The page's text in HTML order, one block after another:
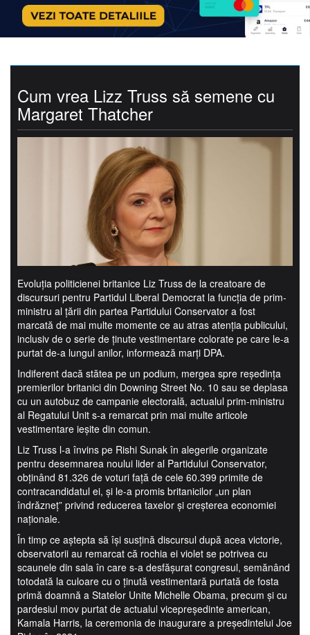
Cum vrea Lizz Truss să semene cu
Margaret Thatcher
Evoluţia politicienei britanice Liz Truss de la creatoare de
discursuri pentru Partidul Liberal Democrat la funcţia de prim-
ministru al ţării din partea Partidului Conservator a fost
marcată de mai multe momente ce au atras atenţia publicului,
inclusiv de o serie de ţinute vestimentare colorate pe care le-a
purtat de-a lungul anilor, informează marţi DPA.
Indiferent dacă stătea pe un podium, mergea spre reşedinţa
premierilor britanici din Downing Street No. 10 sau se deplasa
cu un autobuz de campanie electorală, actualul prim-ministru
al Regatului Unit s-a remarcat prin mai multe articole
vestimentare ieşite din comun.
Liz Truss l-a învins pe Rishi Sunak în alegerile organizate
pentru desemnarea noului lider al Partidului Conservator,
obţinând 81.326 de voturi faţă de cele 60.399 primite de
contracandidatul ei, şi le-a promis britanicilor „un plan
îndrăzneţ” privind reducerea taxelor şi creşterea economiei
naţionale.
În timp ce aştepta să îşi susţină discursul după acea victorie,
observatorii au remarcat că rochia ei violet se potrivea cu
scaunele din sala în care s-a desfăşurat congresul, semănând
totodată la culoare cu o ţinută vestimentară purtată de fosta
primă doamnă a Statelor Unite Michelle Obama, precum şi cu
pardesiul mov purtat de actualul vicepreşedinte american,
Kamala Harris, la ceremonia de inaugurare a preşedintelui Joe